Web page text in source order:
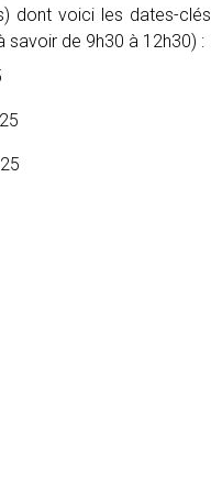
dont voici les dates-clés
savoir de 9h30 à 12h30) :